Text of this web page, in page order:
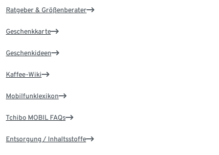
Ratgeber & Größenberater
Geschenkkarte
Geschenkideen
Kaffee-Wiki
Mobilfunklexikon
Tchibo MOBIL FAQs
Entsorgung / Inhaltsstoffe